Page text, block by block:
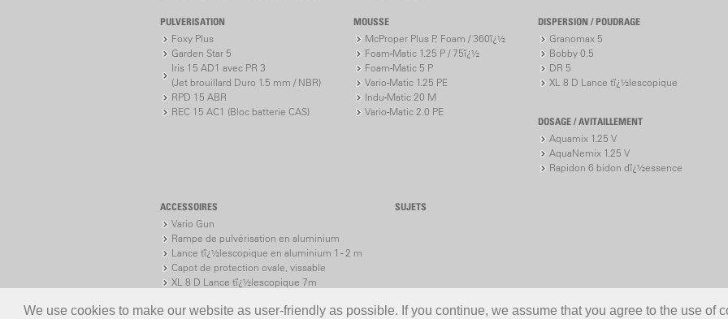
We use cookies to make our website as user-friendly as possible. If you continue, we assume that you agree to the use of
PULVERISATION
Foxy Plus
Garden Star 5
Iris 15 AD1 avec PR 3
(Jet brouillard Duro 1.5 mm / NBR)
RPD 15 ABR
REC 15 AC1 (Bloc batterie CAS)
MOUSSE
McProper Plus P, Foam / 360ï¿½
Foam-Matic 1.25 P / 75ï¿½
Foam-Matic 5 P
Vario-Matic 1.25 PE
Indu-Matic 20 M
Vario-Matic 2.0 PE
DISPERSION / POUDRAGE
Granomax 5
Bobby 0.5
DR 5
XL 8 D Lance tï¿½lescopique
DOSAGE / AVITAILLEMENT
Aquamix 1.25 V
AquaNemix 1.25 V
Rapidon 6 bidon dï¿½essence
ACCESSOIRES
Vario Gun
Rampe de pulvérisation en aluminium
Lance tï¿½lescopique en aluminium 1 - 2 m
Capot de protection ovale, vissable
XL 8 D Lance tï¿½lescopique 7m
SUJETS